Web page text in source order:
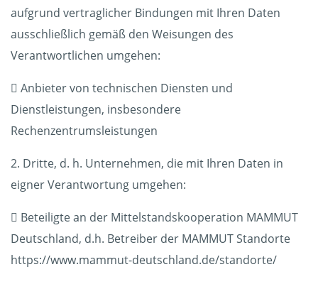
aufgrund vertraglicher Bindungen mit Ihren Daten
ausschließlich gemäß den Weisungen des
Verantwortlichen umgehen:
 Anbieter von technischen Diensten und
Dienstleistungen, insbesondere
Rechenzentrumsleistungen
2. Dritte, d. h. Unternehmen, die mit Ihren Daten in
eigner Verantwortung umgehen:
 Beteiligte an der Mittelstandskooperation MAMMUT
Deutschland, d.h. Betreiber der MAMMUT Standorte
https://www.mammut-deutschland.de/standorte/